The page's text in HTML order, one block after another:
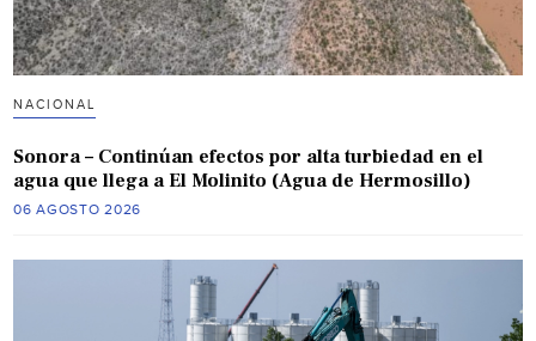
NACIONAL
Sonora – Continúan efectos por alta turbiedad en el
agua que llega a El Molinito (Agua de Hermosillo)
06 AGOSTO 2026